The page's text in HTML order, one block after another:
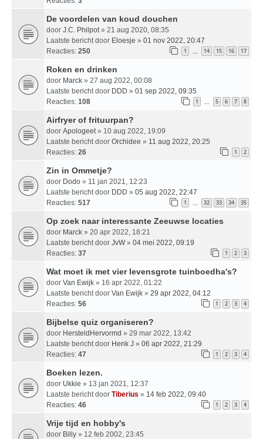
De voordelen van koud douchen
door J.C. Philpot » 21 aug 2020, 08:35
Laatste bericht door Eloesje » 01 nov 2022, 20:47
Reacties: 250 1 … 14 15 16 17
Roken en drinken
door Marck » 27 aug 2022, 00:08
Laatste bericht door DDD » 01 sep 2022, 09:35
Reacties: 108 1 … 5 6 7 8
Airfryer of frituurpan?
door Apologeet » 10 aug 2022, 19:09
Laatste bericht door Orchidee » 11 aug 2022, 20:25
Reacties: 26 1 2
Zin in Ommetje?
door Dodo » 11 jan 2021, 12:23
Laatste bericht door DDD » 05 aug 2022, 22:47
Reacties: 517 1 … 32 33 34 35
Op zoek naar interessante Zeeuwse locaties
door Marck » 20 apr 2022, 18:21
Laatste bericht door JvW» 04 mei 2022, 09:19
Reacties: 37 1 2 3
Wat moet ik met vier levensgrote tuinboedha's?
door Van Ewijk » 16 apr 2022, 01:22
Laatste bericht door Van Ewijk » 29 apr 2022, 04:12
Reacties: 56 1 2 3 4
Bijbelse quiz organiseren?
door HersteldHervormd » 29 mar 2022, 13:42
Laatste bericht door Henk J » 06 apr 2022, 21:29
Reacties: 47 1 2 3 4
Boeken lezen.
door Ukkie » 13 jan 2021, 12:37
Laatste bericht door Tiberius » 14 feb 2022, 09:40
Reacties: 46 1 2 3 4
Vrije tijd en hobby's
door Billy » 12 feb 2002, 23:45